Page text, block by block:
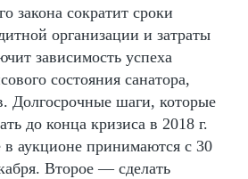
закона сократит сроки
организации и затраты
зависимость успеха
состояния санатора,
Долгосрочные шаги, которые
до конца кризиса в 2018 г.
в аукционе принимаются с 30
Второе — сделать